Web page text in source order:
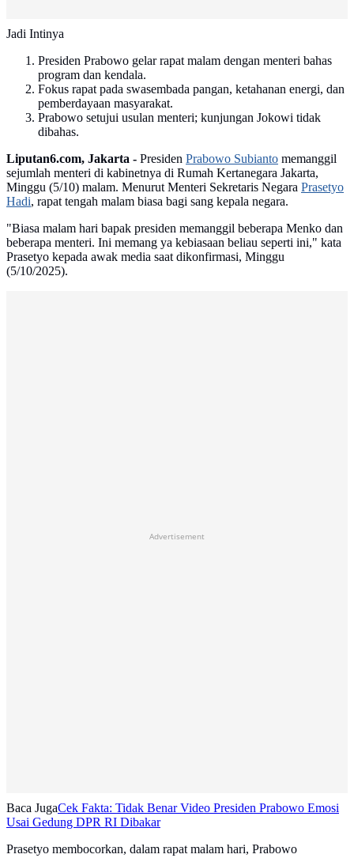
Jadi Intinya
Presiden Prabowo gelar rapat malam dengan menteri bahas
program dan kendala.
Fokus rapat pada swasembada pangan, ketahanan energi, dan
pemberdayaan masyarakat.
Prabowo setujui usulan menteri; kunjungan Jokowi tidak
dibahas.
Liputan6.com, Jakarta - Presiden Prabowo Subianto memanggil
sejumlah menteri di kabinetnya di Rumah Kertanegara Jakarta,
Minggu (5/10) malam. Menurut Menteri Sekretaris Negara Prasetyo
Hadi, rapat tengah malam biasa bagi sang kepala negara.
"Biasa malam hari bapak presiden memanggil beberapa Menko dan
beberapa menteri. Ini memang ya kebiasaan beliau seperti ini," kata
Prasetyo kepada awak media saat dikonfirmasi, Minggu
(5/10/2025).
Advertisement
Baca JugaCek Fakta: Tidak Benar Video Presiden Prabowo Emosi
Usai Gedung DPR RI Dibakar
Prasetyo membocorkan, dalam rapat malam hari, Prabowo